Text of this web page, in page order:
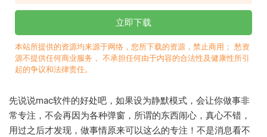
立即下载
本站所提供的资源均来源于网络，您所下载的资源，禁止商用； 愁资
源不提供任何商业服务， 不承担任何由于内容的合法性及健康性所引
起的争议和法律责任。
先说说mac软件的好处吧，如果设为静默模式，会让你做事非
常专注，不会再因为各种弹窗，所谓的东西闹心，真心不错，
用过之后才发现，做事情原来可以这么的专注！不是消息看不